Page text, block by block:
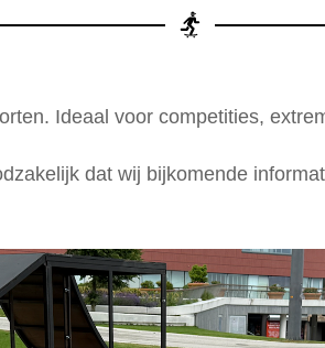
Ideaal voor competities,
dat wij bijkomende